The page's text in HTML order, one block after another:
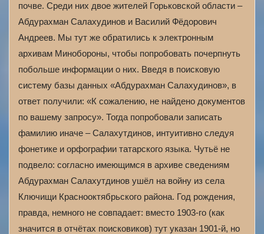
почве. Среди них двое жителей Горьковской области –
Абдурахман Салахудинов и Василий Фёдорович
Андреев. Мы тут же обратились к электронным
архивам Минобороны, чтобы попробовать почерпнуть
побольше информации о них. Введя в поисковую
систему базы данных «Абдурахман Салахудинов», в
ответ получили: «К сожалению, не найдено документов
по вашему запросу». Тогда попробовали записать
фамилию иначе – Салахутдинов, интуитивно следуя
фонетике и орфографии татарского языка. Чутьё не
подвело: согласно имеющимся в архиве сведениям
Абдурахман Салахутдинов ушёл на войну из села
Ключищи Краснооктябрьского района. Год рождения,
правда, немного не совпадает: вместо 1903-го (как
значится в отчётах поисковиков) тут указан 1901-й, но